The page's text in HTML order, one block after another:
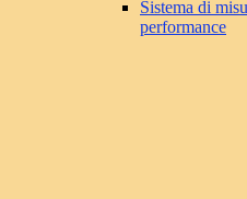
Sistema di
performance